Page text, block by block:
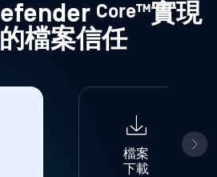
Core™實現
檔案信任
檔案
下載